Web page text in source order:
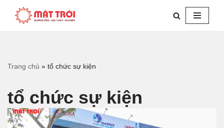
Chuyển
dung
Trang chủ » tổ chức sự kiện
tổ chức sự kiện